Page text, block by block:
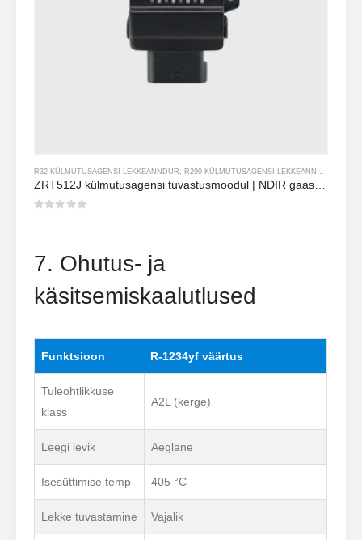
R32 KÜLMUTUSAGENSI LEKKEANNDUR , R290 KÜLMUTUSAGENSI LEKKEANNDUR
ZRT512J külmutusagensi tuvastusmoodul | NDIR gaassensor R32 jaoks, R454B, R290 | RS485 suhtlus
7. Ohutus- ja
käsitsemiskaalutlused
Funktsioon R-1234yf väärtus
Tuleohtlikkuse
klass
A2L (kerge)
Leegi levik Aeglane
Isesüttimise temp 405 °C
Lekke tuvastamine Vajalik